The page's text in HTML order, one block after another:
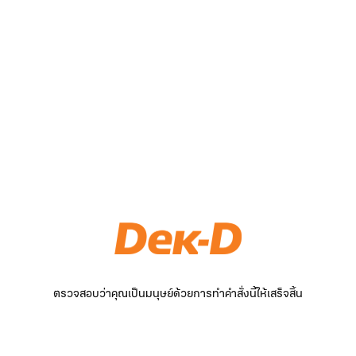
ตรวจสอบว่าคุณเป็นมนุษย์ด้วยการทำคำสั่งนี้ให้เสร็จสิ้น